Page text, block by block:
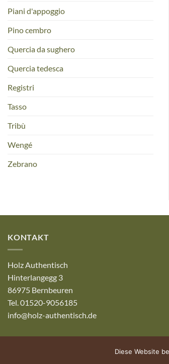
Piani d'appoggio
Pino cembro
Quercia da sughero
Quercia tedesca
Registri
Tasso
Tribù
Wengé
Zebrano
KONTAKT
Holz Authentisch
Hinterlangegg 3
86975 Bernbeuren
Tel. 01520-9056185
info@holz-authentisch.de
© Holz Authentisch | Powered by allgäuhero
Diese Website